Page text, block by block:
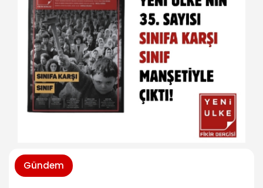
Gündem